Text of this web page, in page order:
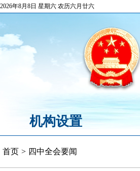
2026年8月8日 星期六 农历六月廿六
机构设置
首页 > 四中全会要闻